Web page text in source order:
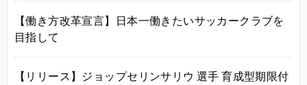
【働き方改革宣言】日本一働きたいサッカークラブを
目指して
【リリース】ジョップセリンサリウ 選手 育成型期限付